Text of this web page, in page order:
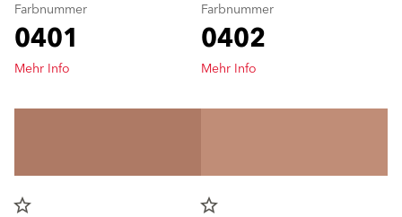
Farbnummer
0401
Mehr Info
Farbnummer
0402
Mehr Info
star_border
star_border